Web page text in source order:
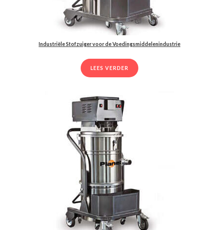
Industriële Stofzuiger voor de Voedingsmiddelenindustrie
LEES VERDER